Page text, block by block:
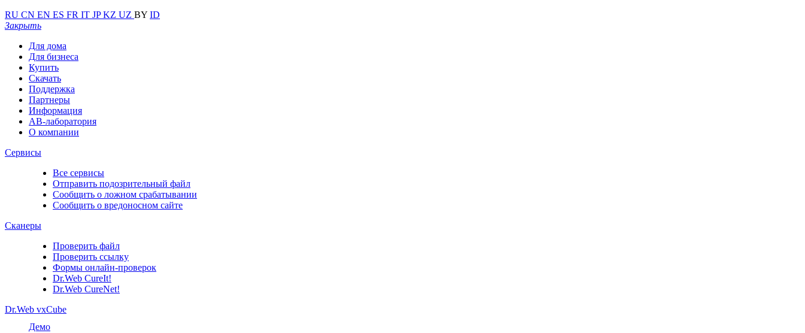
RU CN EN ES FR IT JPKZ UZ BY ID
Закрыть
Для дома
Для бизнеса
Купить
Скачать
Поддержка
Партнеры
Информация
АВ-лаборатория
О компании
Сервисы
Все сервисы
Отправить подозрительный файл
Сообщить о ложном срабатывании
Сообщить о вредоносном сайте
Сканеры
Проверить файл
Проверить ссылку
Формы онлайн-проверок
Dr.Web CureIt!
Dr.Web CureNet!
Dr.Web vxCube
Демо